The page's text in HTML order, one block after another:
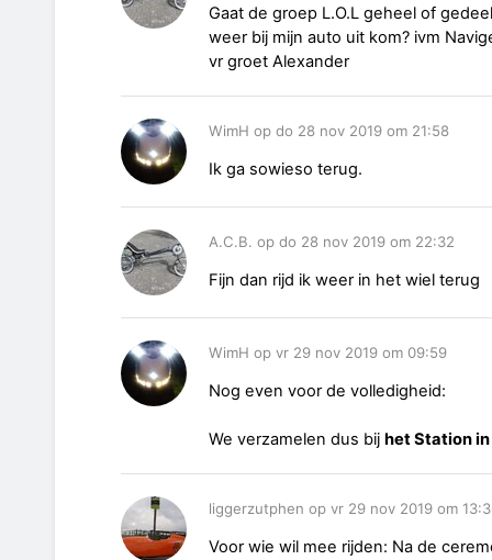
Gaat de groep L.O.L geheel of
weer bij mijn auto uit kom? ivm
vr groet Alexander
WimH op do 28 nov 2019 om 21:58
Ik ga sowieso terug.
A.C.B. op do 28 nov 2019 om 22:32
Fijn dan rijd ik weer in het wiel terug
WimH op vr 29 nov 2019 om 09:59
Nog even voor de volledigheid:
We verzamelen dus bij het Station
liggerzutphen op vr 29 nov 2019 om
Voor wie wil mee rijden: Na de